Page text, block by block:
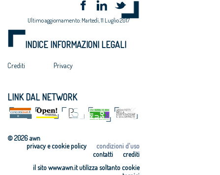
Ultimo aggiornamento: Martedì, 11 Luglio 2017
INDICE INFORMAZIONI LEGALI
Crediti Privacy
LINK DAL NETWORK
© 2026 awn
condizioni d'uso
privacy e cookie policy
crediti
contatti
il sito www.awn.it utilizza soltanto cookie